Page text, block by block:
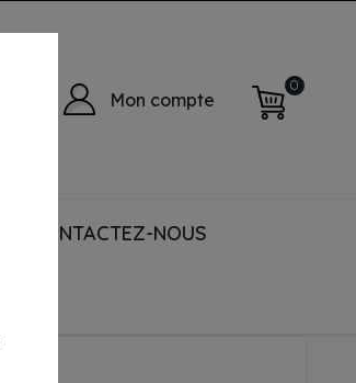
Mon compte
0
CONTACTEZ-NOUS